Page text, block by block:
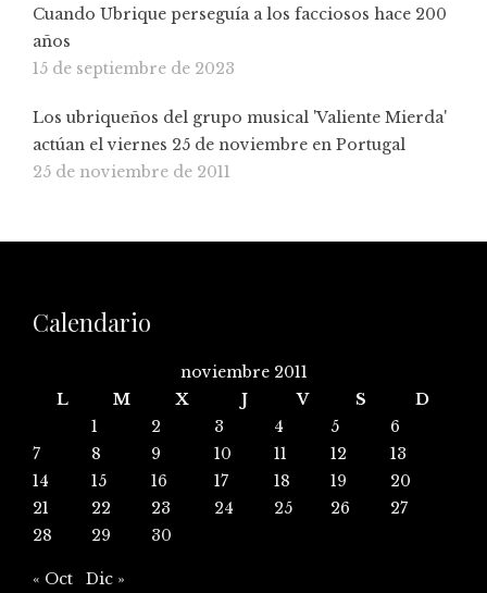
Cuando Ubrique perseguía a los facciosos hace 200
años
15 de septiembre de 2023
Los ubriqueños del grupo musical 'Valiente Mierda'
actúan el viernes 25 de noviembre en Portugal
25 de noviembre de 2011
Calendario
noviembre 2011
L
M X J V S
D
1
2 3 4 5
6
7
8 9 10 11 12
13
14
15 16 17 18 19
20
21
22 23 24 25 26
27
28
29 30
« Oct Dic »